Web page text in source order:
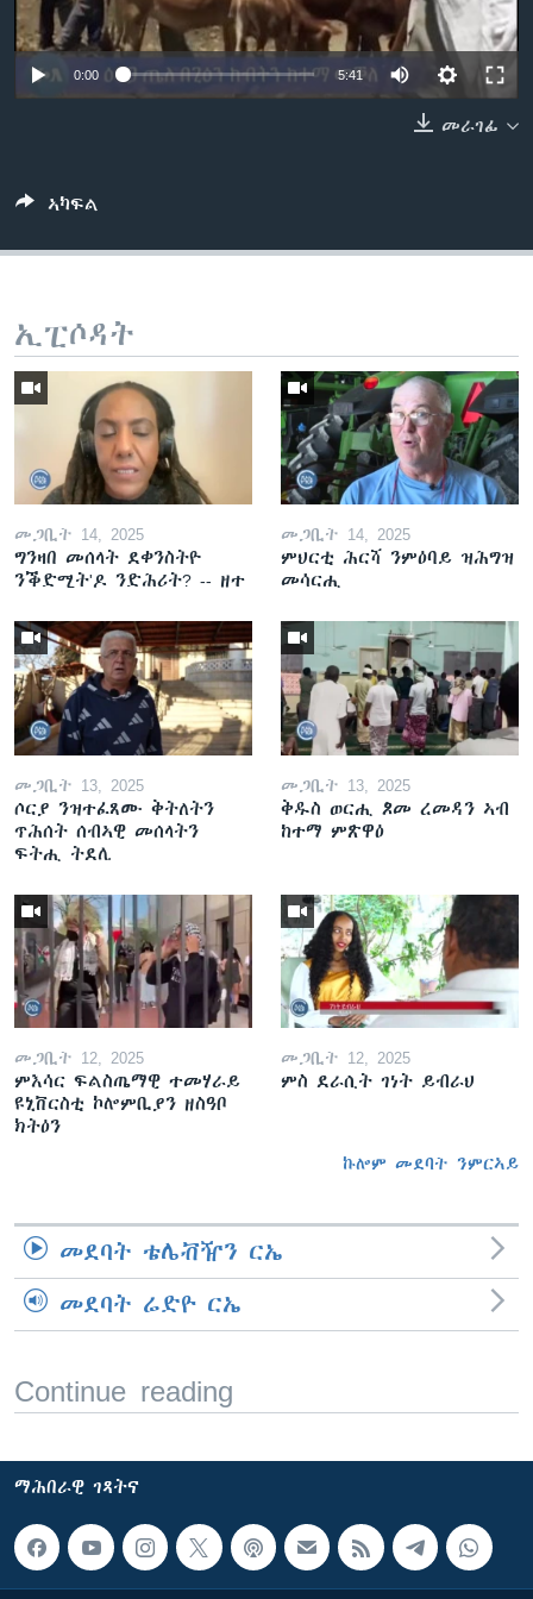
ቂሔ ጽልሚ
ቋንቋታት
0:00 5:41
መራገፊ
ኣካፍል
ኢፒሶዳት
መጋቢት 14, 2025
ግንዛበ መሰላት ደቀንስትዮ
ንቕድሚት'ዶ ንድሕሪት? -- ዘተ
መጋቢት 14, 2025
ምህርቲ ሕርሻ ንምዕባይ ዝሕግዝ
መሳርሒ
መጋቢት 13, 2025
ሶርያ ንዝተፈጸሙ ቅትለትን
ጥሕሰት ሰብኣዊ መሰላትን
ፍትሒ ትደሊ
መጋቢት 13, 2025
ቅዱስ ወርሒ ጾመ ረመዳን ኣብ
ከተማ ምጽዋዕ
መጋቢት 12, 2025
ምእሳር ፍልስጤማዊ ተመሃራይ
ዩኒቨርስቲ ኮሎምቢያን ዘስዓቦ
ክትዕን
መጋቢት 12, 2025
ምስ ደራሲት ገነት ይብራህ
ኩሎም መደባት ንምርኣይ
መደባት ቴሌቭዥን ርኤ
መደባት ሬድዮ ርኤ
Continue reading
ማሕበራዊ ገጻትና